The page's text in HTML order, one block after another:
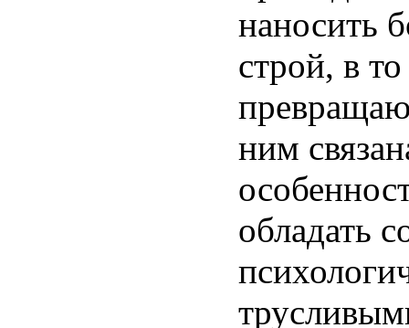
наносить
строй, в
ним
обладать